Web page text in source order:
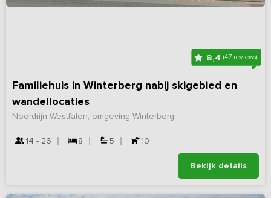
8,4 (47 reviews)
Familiehuis in Winterberg nabij skigebied en
wandellocaties
Noordrijn-Westfalen, omgeving Winterberg
14 - 26 8 5 10
Bekijk details